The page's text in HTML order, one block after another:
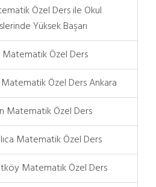
Özel Ders ile Okul
Yüksek Başarı
Matematik Özel Ders
Özel Ders Ankara
Matematik Özel Ders
Matematik Özel Ders
Matematik Özel Ders